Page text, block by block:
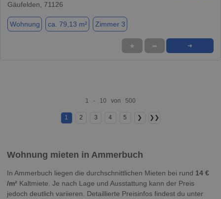
Gäufelden, 71126
Wohnung ca. 79,13 m² Zimmer 3
★ ➦ ➜
1 - 10 von 500
1 2 3 4 5 ❯ ❯❯
Wohnung mieten in Ammerbuch
In Ammerbuch liegen die durchschnittlichen Mieten bei rund 14 €
/m² Kaltmiete. Je nach Lage und Ausstattung kann der Preis
jedoch deutlich variieren. Detaillierte Preisinfos findest du unter